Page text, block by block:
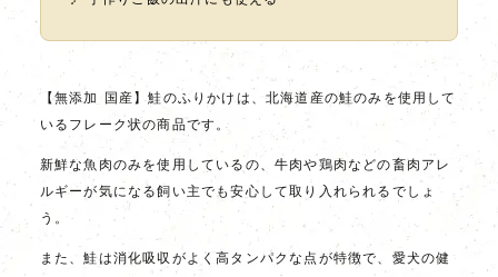
【無添加 国産】鮭のふりかけは、北海道産の鮭のみを使用して
いるフレーク状の商品です。
新鮮な魚肉のみを使用しているの、牛肉や鶏肉などの畜肉アレ
ルギーが気になる飼い主でも安心して取り入れられるでしょ
う。
また、鮭は消化吸収がよく高タンパクな点が特徴で、愛犬の健